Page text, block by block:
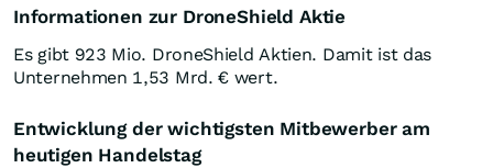
Informationen zur DroneShield Aktie
Es gibt 923 Mio. DroneShield Aktien. Damit ist das
Unternehmen 1,53 Mrd. € wert.
Entwicklung der wichtigsten Mitbewerber am
heutigen Handelstag